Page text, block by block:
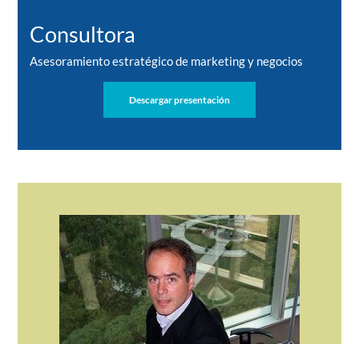
Consultora
Asesoramiento estratégico de marketing y negocios
Descargar presentación